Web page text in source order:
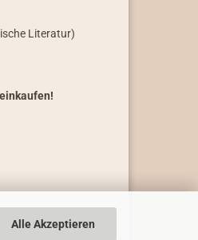
Alle Akzeptieren
Literatur)